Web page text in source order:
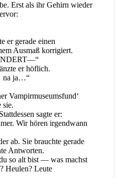
Erst als ihr Gehirn wieder
er gerade einen
Ausmaß korrigiert.
er höflich.
na ja…“
Vampirmuseumsfund‘
sie.
sagte er:
Wir hören irgendwann
ab. Sie brauchte gerade
Antworten.
so alt bist — was machst
Heulen? Leute